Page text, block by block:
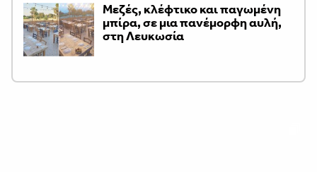
Μεζές, κλέφτικο και παγωμένη
μπίρα, σε μια πανέμορφη αυλή,
στη Λευκωσία